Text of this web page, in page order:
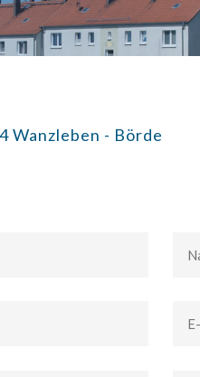
Wanzleben - Börde